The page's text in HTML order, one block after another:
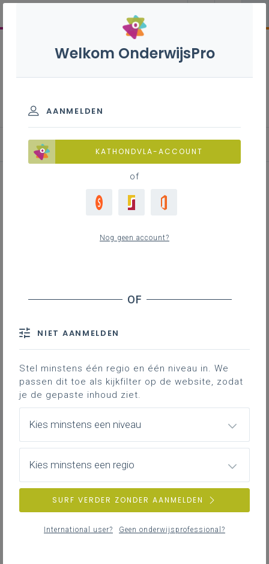
Achtergrond
NIEUWS ALLE NIEUWS
Aanbod Vlaanderenbrede initiatieven Maatschappij
Welkom OnderwijsPro
AANMELDEN
KATHONDVLA-ACCOUNT
of
Nog geen account?
NIET AANMELDEN
Stel minstens één regio en één niveau in. We
passen dit toe als kijkfilter op de website, zodat
je de gepaste inhoud ziet.
Kies minstens een niveau
Kies minstens een regio
SURF VERDER ZONDER AANMELDEN
International user? Geen onderwijsprofessional?